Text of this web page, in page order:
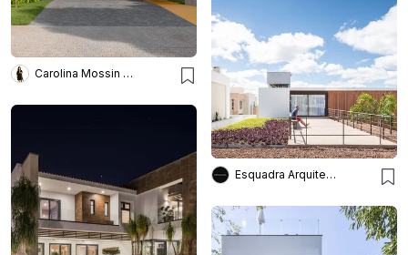
Carolina Mossin Fotografia de Arquitetura e Interiores
Esquadra Arquitetos